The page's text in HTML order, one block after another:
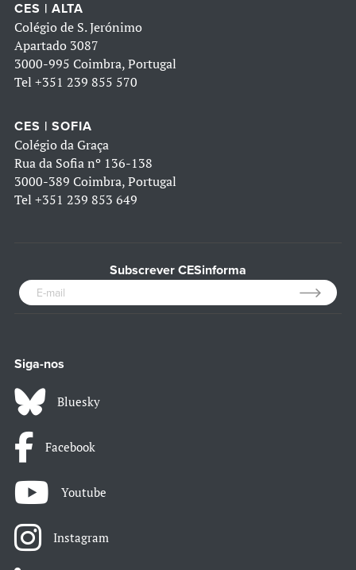
CES | ALTA
Colégio de S. Jerónimo
Apartado 3087
3000-995 Coimbra, Portugal
Tel +351 239 855 570
CES | SOFIA
Colégio da Graça
Rua da Sofia nº 136-138
3000-389 Coimbra, Portugal
Tel +351 239 853 649
Subscrever CESinforma
Siga-nos
Bluesky
Facebook
Youtube
Instagram